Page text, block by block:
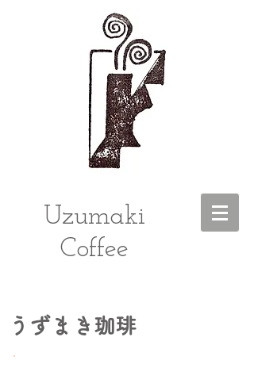
Uzumaki
Coffee
うずまき珈琲